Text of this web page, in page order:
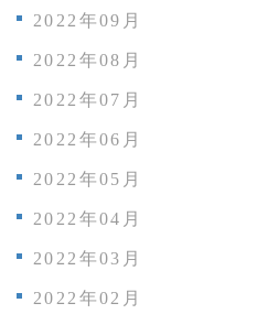
2022年09月
2022年08月
2022年07月
2022年06月
2022年05月
2022年04月
2022年03月
2022年02月